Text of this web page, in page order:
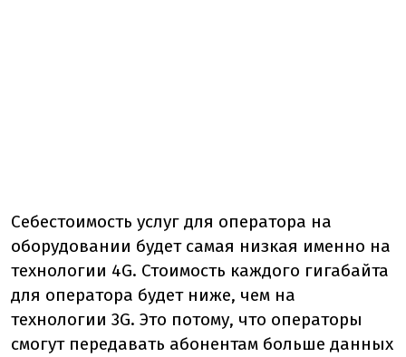
Себестоимость услуг для оператора на
оборудовании будет самая низкая именно на
технологии 4G. Стоимость каждого гигабайта
для оператора будет ниже, чем на
технологии 3G. Это потому, что операторы
смогут передавать абонентам больше данных